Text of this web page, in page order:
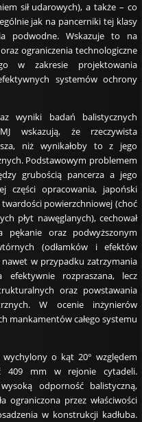
sił udarowych), a także – co
jak na pancerniki tej klasy
podwodne. Wskazuje to na
ograniczenia technologiczne
w zakresie projektowania
systemów ochrony
wyniki badań balistycznych
wskazują, że rzeczywista
niż wynikałoby to z jego
Podstawowym problemem
grubością pancerza a jego
części opracowania, japoński
powierzchniowej (choć
płyt nawęglanych), cechował
oraz podwyższonym
(odłamków i efektów
nawet w przypadku zatrzymania
rozpraszana, lecz
oraz powstawania
W ocenie inżynierów
mankamentów całego systemu
o kąt 20° względem
409 mm w rejonie cytadeli.
odporność balistyczną,
ograniczona przez właściwości
w konstrukcji kadłuba.